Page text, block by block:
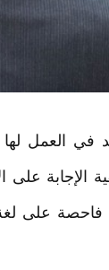
العمل لها
الإجابة على
فاحصة على